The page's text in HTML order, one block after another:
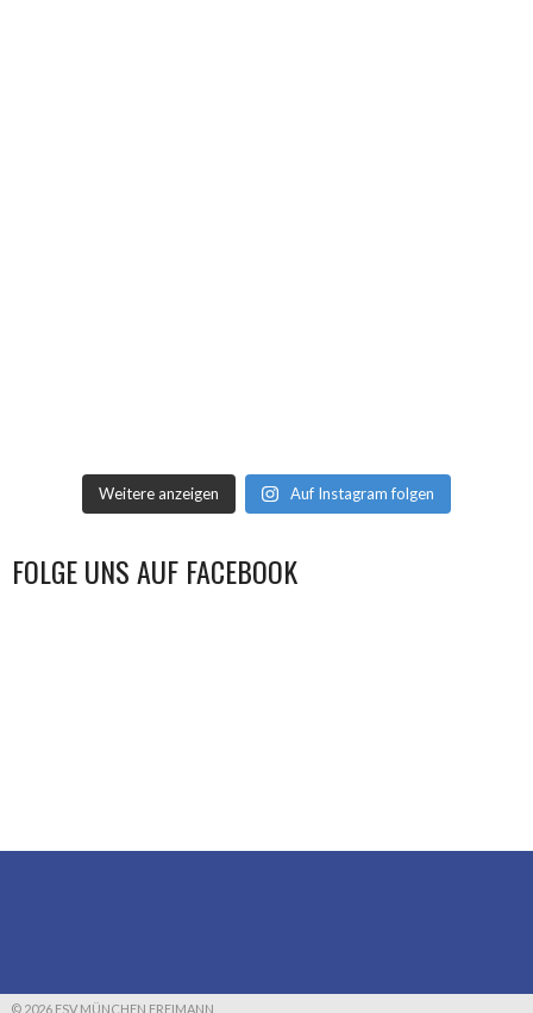
Weitere anzeigen Auf Instagram folgen
FOLGE UNS AUF FACEBOOK
© 2026 ESV MÜNCHEN FREIMANN